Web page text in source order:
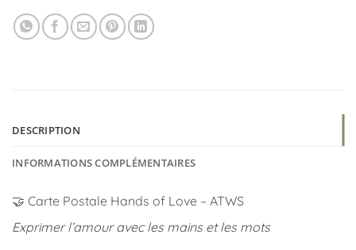
DESCRIPTION
INFORMATIONS COMPLÉMENTAIRES
🤝 Carte Postale Hands of Love – ATWS
Exprimer l’amour avec les mains et les mots